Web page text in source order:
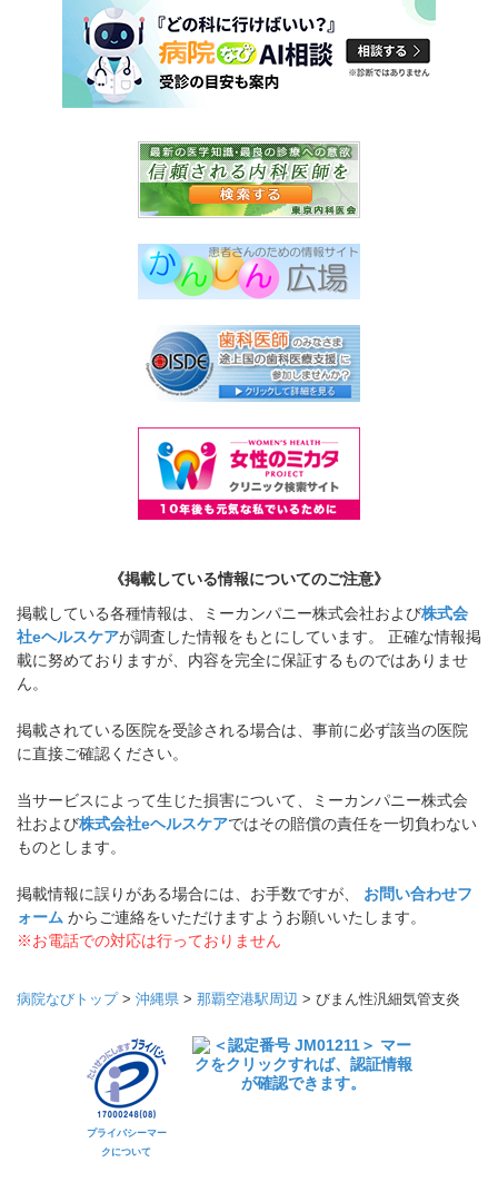
《掲載している情報についてのご注意》
掲載している各種情報は、ミーカンパニー株式会社および株式会
社eヘルスケアが調査した情報をもとにしています。 正確な情報掲
載に努めておりますが、内容を完全に保証するものではありませ
ん。
掲載されている医院を受診される場合は、事前に必ず該当の医院
に直接ご確認ください。
当サービスによって生じた損害について、ミーカンパニー株式会
社および株式会社eヘルスケアではその賠償の責任を一切負わない
ものとします。
掲載情報に誤りがある場合には、お手数ですが、 お問い合わせフ
ォーム からご連絡をいただけますようお願いいたします。
※お電話での対応は行っておりません
病院なびトップ> 沖縄県 > 那覇空港駅周辺 > びまん性汎細気管支炎
プライバシーマー
クについて